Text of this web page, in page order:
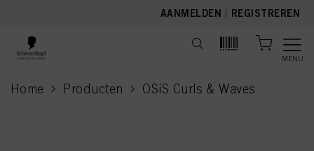
AANMELDEN | REGISTREREN
MENU
Home Producten OSiS Curls & Waves
current page